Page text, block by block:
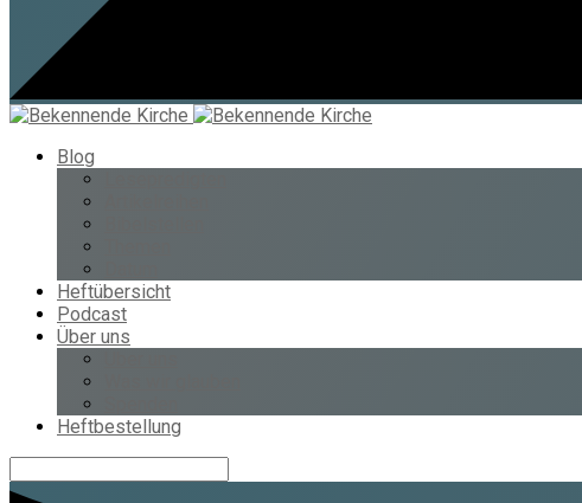
Blog
Heftübersicht
Podcast
Über uns
Heftbestellung